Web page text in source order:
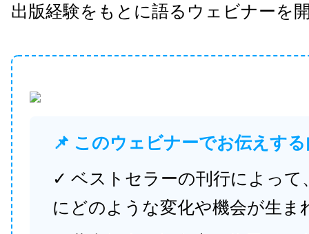
出版経験をもとに語るウェビナーを
📌 このウェビナーでお伝えす
✓ ベストセラーの刊行によって
にどのような変化や機会が生ま